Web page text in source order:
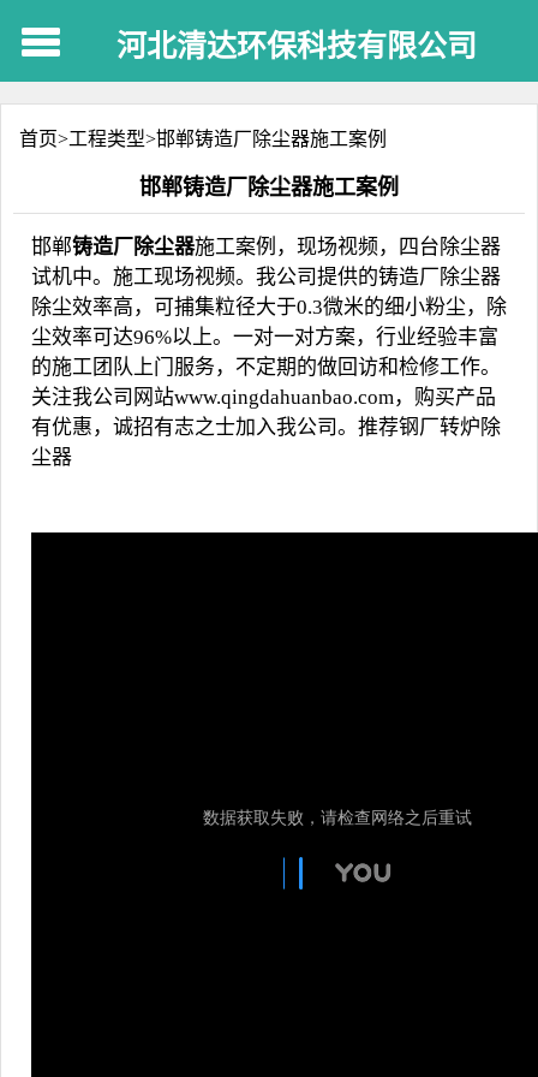
河北清达环保科技有限公司
首页>工程类型>邯郸铸造厂除尘器施工案例
邯郸铸造厂除尘器施工案例
邯郸铸造厂除尘器施工案例，现场视频，四台除尘器
试机中。施工现场视频。 我公司提供的铸造厂除尘器
除尘效率高，可捕集粒径大于0.3微米的细小粉尘，除
尘效率可达96%以上。一对一对方案，行业经验丰富
的施工团队上门服务，不定期的做回访和检修工作。
关注我公司网站www.qingdahuanbao.com，购买产品
有优惠，诚招有志之士加入我公司。推荐钢厂转炉除
尘器